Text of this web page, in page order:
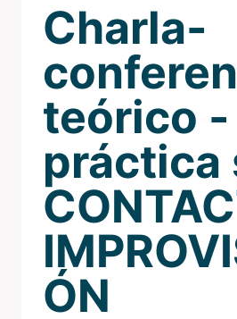
Charla-
teórico -
práctica
ÓN